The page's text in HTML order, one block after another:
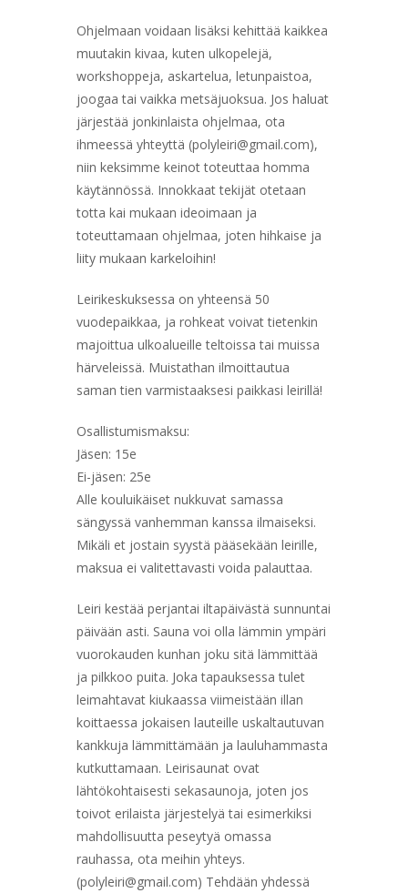
Ohjelmaan voidaan lisäksi kehittää kaikkea
muutakin kivaa, kuten ulkopelejä,
workshoppeja, askartelua, letunpaistoa,
joogaa tai vaikka metsäjuoksua. Jos haluat
järjestää jonkinlaista ohjelmaa, ota
ihmeessä yhteyttä (polyleiri@gmail.com),
niin keksimme keinot toteuttaa homma
käytännössä. Innokkaat tekijät otetaan
totta kai mukaan ideoimaan ja
toteuttamaan ohjelmaa, joten hihkaise ja
liity mukaan karkeloihin!
Leirikeskuksessa on yhteensä 50
vuodepaikkaa, ja rohkeat voivat tietenkin
majoittua ulkoalueille teltoissa tai muissa
härveleissä. Muistathan ilmoittautua
saman tien varmistaaksesi paikkasi leirillä!
Osallistumismaksu:
Jäsen: 15e
Ei-jäsen: 25e
Alle kouluikäiset nukkuvat samassa
sängyssä vanhemman kanssa ilmaiseksi.
Mikäli et jostain syystä pääsekään leirille,
maksua ei valitettavasti voida palauttaa.
Leiri kestää perjantai iltapäivästä sunnuntai
päivään asti. Sauna voi olla lämmin ympäri
vuorokauden kunhan joku sitä lämmittää
ja pilkkoo puita. Joka tapauksessa tulet
leimahtavat kiukaassa viimeistään illan
koittaessa jokaisen lauteille uskaltautuvan
kankkuja lämmittämään ja lauluhammasta
kutkuttamaan. Leirisaunat ovat
lähtökohtaisesti sekasaunoja, joten jos
toivot erilaista järjestelyä tai esimerkiksi
mahdollisuutta peseytyä omassa
rauhassa, ota meihin yhteys.
(polyleiri@gmail.com) Tehdään yhdessä